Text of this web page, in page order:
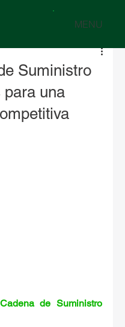
MENU
Suministro
para una
de Suministro